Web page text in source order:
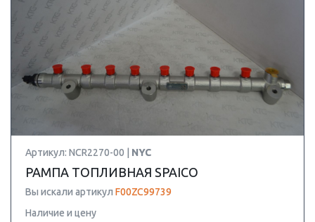
Артикул: NCR2270-00 | NYC
РАМПА ТОПЛИВНАЯ SPAICO
Вы искали артикул F00ZC99739
Наличие и цену